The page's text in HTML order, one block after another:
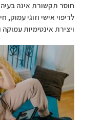
חוסר תקשורת אינה
לריפוי אישי וזוגי
ויצירת אינטימיות